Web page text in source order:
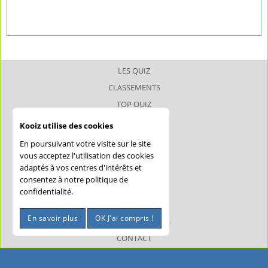
LES QUIZ
CLASSEMENTS
TOP QUIZ
JOKERQUIZ
AIDE
CONFIDENTIALITÉ
MENTIONS LÉGALES
CONTACT
Kooiz utilise des cookies
En poursuivant votre visite sur le site
vous acceptez l'utilisation des cookies
adaptés à vos centres d'intérêts et
consentez à notre politique de
confidentialité.
En savoir plus OK J'ai compris !